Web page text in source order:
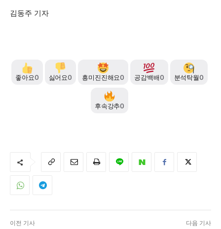
김동주 기자
좋아요0 싫어요0 흥미진진해요0 공감백배0 분석탁월0
후속강추0
이전 기사 다음 기사